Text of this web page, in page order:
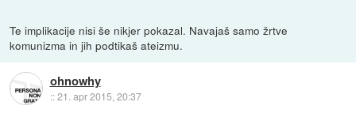
Te implikacije nisi še nikjer pokazal. Navajaš samo žrtve
komunizma in jih podtikaš ateizmu.
ohnowhy
::21. apr 2015, 20:37